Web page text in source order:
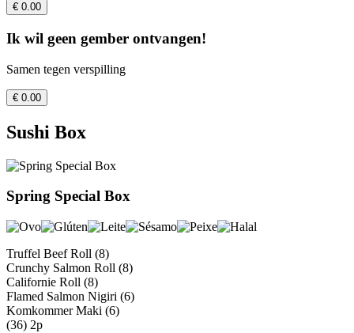
€ 0.00
Ik wil geen gember ontvangen!
Samen tegen verspilling
€ 0.00
Sushi Box
Spring Special Box
Truffel Beef Roll (8)
Crunchy Salmon Roll (8)
Californie Roll (8)
Flamed Salmon Nigiri (6)
Komkommer Maki (6)
(36) 2p